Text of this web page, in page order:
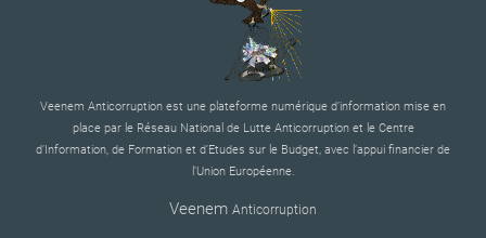
Veenem Anticorruption est une plateforme numérique d’information mise en
place par le Réseau National de Lutte Anticorruption et le Centre
d’Information, de Formation et d’Etudes sur le Budget, avec l’appui financier de
l’Union Européenne.
Veenem Anticorruption